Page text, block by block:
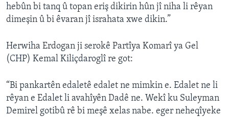
hebûn bi tanq û topan eriş dikirin hûn jî niha li rêyan
dimeşin û bi êvaran jî israhata xwe dikin.”
Herwiha Erdogan ji serokê Partîya Komarî ya Gel
(CHP) Kemal Kiliçdaroglî re got:
“Bi pankartên edaletê edalet ne mimkin e. Edalet ne li
rêyan e Edalet li avahîyên Dadê ne. Wekî ku Suleyman
Demirel gotibû rê bi meşê xelas nabe. eger neheqîyeke